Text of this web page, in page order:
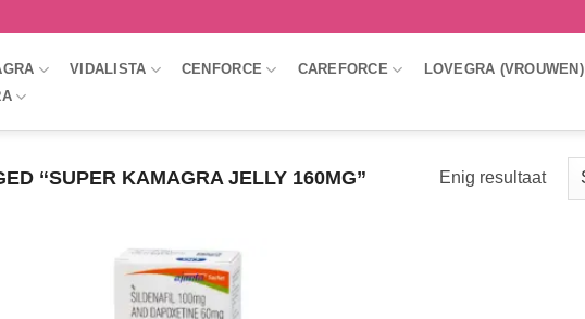
VIDALISTA CENFORCE CAREFORCE
LOVEGRA (VROUWEN)
“SUPER KAMAGRA JELLY 160MG” Enig resultaat